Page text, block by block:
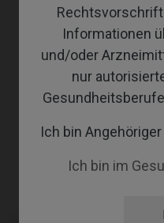
Informationen
und/oder
nur
Ich bin
Ich bin im